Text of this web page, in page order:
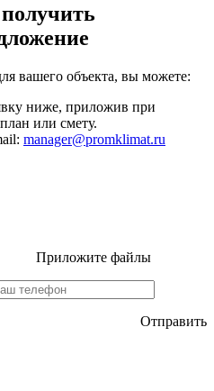
вашего объекта, вы можете:
ниже, приложив при
или смету.
manager@promklimat.ru
Приложите файлы
Отправить